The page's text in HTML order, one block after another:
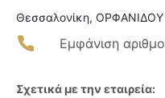
Θεσσαλονίκη, ΟΡΦΑΝΙΔΟΥ
Εμφάνιση
Σχετικά με την εταιρεία: